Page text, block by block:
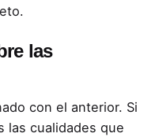
las
con el anterior. Si
las cualidades que